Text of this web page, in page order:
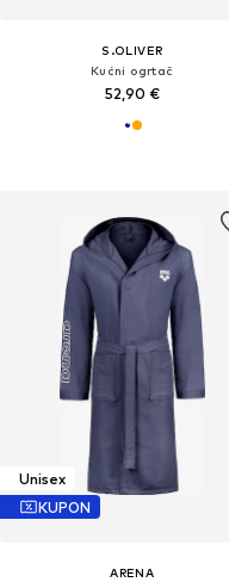
S.OLIVER
Kućni ogrtač
52,90 €
Unisex
KUPON
ARENA